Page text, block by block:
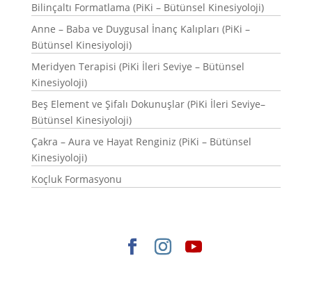
Bilinçaltı Formatlama (PiKi – Bütünsel Kinesiyoloji)
Anne – Baba ve Duygusal İnanç Kalıpları (PiKi –
Bütünsel Kinesiyoloji)
Meridyen Terapisi (PiKi İleri Seviye – Bütünsel
Kinesiyoloji)
Beş Element ve Şifalı Dokunuşlar (PiKi İleri Seviye–
Bütünsel Kinesiyoloji)
Çakra – Aura ve Hayat Renginiz (PiKi – Bütünsel
Kinesiyoloji)
Koçluk Formasyonu